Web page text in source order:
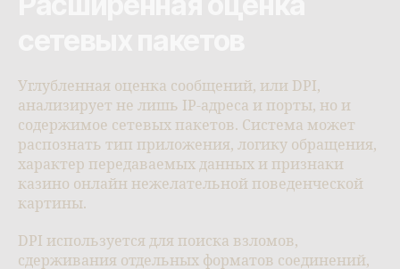
Углубленная оценка сообщений, или DPI,
анализирует не лишь IP-адреса и порты, но и
содержимое сетевых пакетов. Система может
распознать тип приложения, логику обращения,
характер передаваемых данных и признаки
казино онлайн нежелательной поведенческой
картины.
DPI используется для поиска взломов,
сдерживания отдельных форматов соединений,